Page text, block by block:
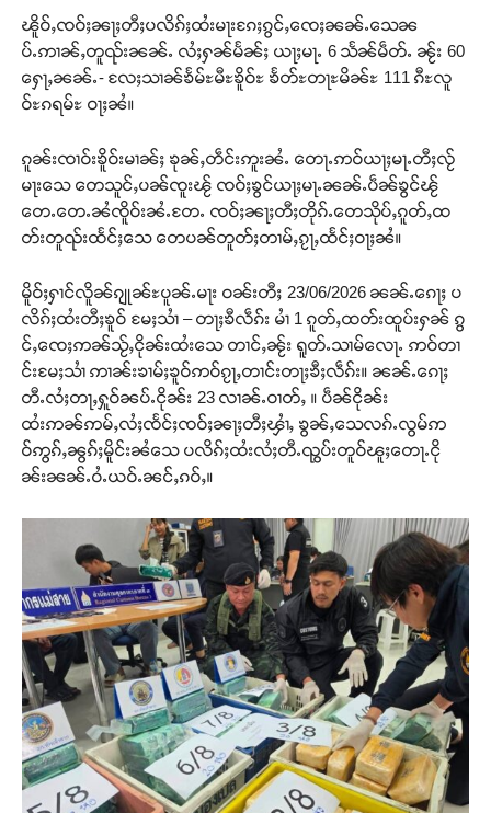
ၽိူဝ်ႇၸဝ်ႈၼႃႈတီႈပလိၵ်ႈထႆးမႃးၵႄႈၵွင်ႇၸေႈၼၼ်ႉသေၼ
ပ်ႉဢၢၼ်ႇတူၺ်းၼၼ်ႉ လႆႈႁၼ်မႅၼ်ႈ ယႃႈမႃႉ 6 သႅၼ်မဵတ်ႉ ၼႂ်း 60
ႁေႃႇၼၼ်ႉ- လႄႈသၢၼ်ၶႅမ်ႊမီႊၶိူဝ်ႊ ၶႅတ်ႊတႃႊမိၼ်ႊ 111 ၵီႊလူ
ဝ်ႊၵရမ်ႊ ဝႃႈၼႆ။
ၵူၼ်းၸၢဝ်းၶိူဝ်းမၢၼ်ႈ ၶုၼ်ႇတဵင်းဢူးၼႆႉ တေႃႉဢဝ်ယႃႈမႃႉတီႈလႂ်
မႃးသေ တေသူင်ႇပၼ်ၸူးၽႂ် ၸဝ်ႈၶွင်ယႃႈမႃႉၼၼ်ႉပဵၼ်ၶွင်ၽႂ်
တေႉတေႉၼႆၸိူဝ်းၼႆႉတႄႉ ၸဝ်ႈၼႃႈတီႈတိုၵ်ႉတေသိုပ်ႇၵူတ်ႇထ
တ်းတူၺ်းထႅင်ႈသေ တေပၼ်တူတ်ႈတၢမ်ႇၵႂႃႇထႅင်ႈဝႃႈၼႆ။
မိူဝ်ႈႁၢင်လိူၼ်ၵျုၼ်ႊပူၼ်ႉမႃး ဝၼ်းတီႈ 23/06/2026 ၼၼ်ႉၵေႃႈ ပ
လိၵ်ႈထႆးတီႈၶူဝ် မႄႈသၢႆ – တႃႈၶီလဵၵ်း မၢႆ 1 ၵူတ်ႇထတ်းထူပ်းႁၼ် ၵွ
င်ႇၸေႈဢၼ်သႂ်ႇငိုၼ်းထႆးသေ တၢင်ႇၼႂ်း ရူတ်ႉသၢမ်လေႃႉ ဢဝ်တၢ
င်းမႄႈသၢႆ ဢၢၼ်းၶၢမ်ႈၶူဝ်ဢဝ်ၵႂႃႇတၢင်းတႃႈၶီႈလဵၵ်း။ ၼၼ်ႉၵေႃႈ
တီႉလႆႈတႃႇႁူဝ်ၼပ်ႉငိုၼ်း 23 လၢၼ်ႉဝၢတ်ႇ ။ ပဵၼ်ငိုၼ်း
ထႆးဢၼ်ဢမ်ႇလႆႈၸႅင်ႈၸဝ်ႈၼႃႈတီႈၾၢႆႇ ၶွၼ်ႇသေလၵ်ႉလွမ်ဢ
ဝ်ဢွၵ်ႇၼွၵ်ႈမိူင်းၼႆသေ ပလိၵ်ႈထႆးလႆႈတီႉၺွပ်းတူဝ်ၽူႈတေႃႉငို
ၼ်းၼၼ်ႉဝႆႉယဝ်ႉၼင်ႇၵဝ်ႇ။